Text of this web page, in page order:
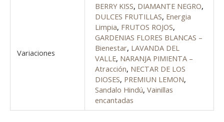
Variaciones
BERRY KISS, DIAMANTE NEGRO,
DULCES FRUTILLAS, Energia
Limpia, FRUTOS ROJOS,
GARDENIAS FLORES BLANCAS –
Bienestar, LAVANDA DEL
VALLE, NARANJA PIMIENTA –
Atracción, NECTAR DE LOS
DIOSES, PREMIUN LEMON,
Sandalo Hindú, Vainillas
encantadas